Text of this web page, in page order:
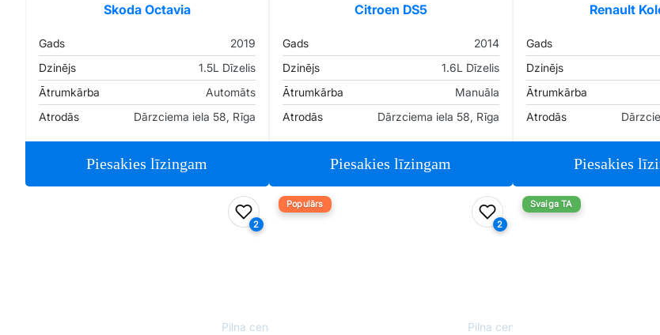
Skoda Octavia
Gads
2019
Dzinējs
1.5L Dīzelis
Ātrumkārba
Automāts
Atrodās
Dārzciema iela 58, Rīga
Piesakies līzingam
Citroen DS5
Gads
2014
Dzinējs
1.6L Dīzelis
Ātrumkārba
Manuāla
Atrodās
Dārzciema iela 58, Rīga
Piesakies līzingam
Renault
Gads
Dzinējs
Ātrumkārba
Atrodās
Piesakies
2
Pievienot favorītiem
Pilna cena
2
Pievienot favorītiem
Populārs
Pilna cena
Svaiga TA